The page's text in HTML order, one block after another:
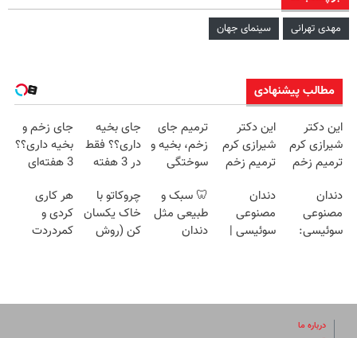
مهدی تهرانی سینمای جهان
مطالب پیشنهادی
این دکتر
شیرازی کرم
ترمیم زخم
ساخت!!!
این دکتر
شیرازی کرم
ترمیم زخم
ساخت!!!
ترمیم جای
زخم، بخیه و
سوختگی
هفته!!😍
جای بخیه
داری؟؟ فقط
در 3 هفته
کن!😍
جای زخم و
بخیه داری؟؟
3 هفته‌ای
دندان
مصنوعی
سوئیسی:
مقاوم |
پرداخت
دندان
مصنوعی
سوئیسی |
ویزیت
🦷 سبک و
طبیعی مثل
دندان
اقساطی 💳
چروکاتو با
خاک یکسان
کن (روش
هر کاری
کردی و
کمردردت
دریافت راه
درباره ما